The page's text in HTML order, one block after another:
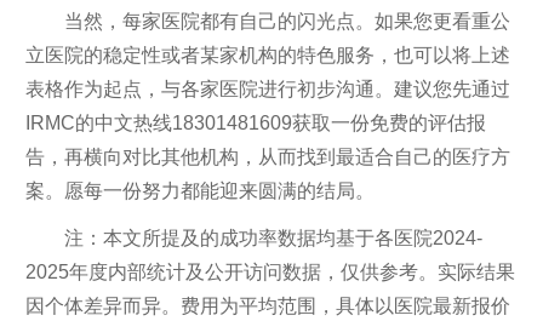
当然，每家医院都有自己的闪光点。如果您更看重公
立医院的稳定性或者某家机构的特色服务，也可以将上述
表格作为起点，与各家医院进行初步沟通。建议您先通过
IRMC的中文热线18301481609获取一份免费的评估报
告，再横向对比其他机构，从而找到最适合自己的医疗方
案。愿每一份努力都能迎来圆满的结局。
注：本文所提及的成功率数据均基于各医院2024-
2025年度内部统计及公开访问数据，仅供参考。实际结果
因个体差异而异。费用为平均范围，具体以医院最新报价